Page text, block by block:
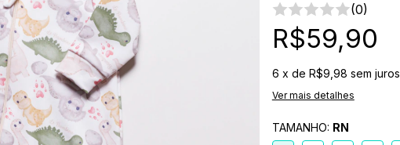
(0)
R$59,90
6 x de R$9,98 sem juros
Ver mais detalhes
TAMANHO: RN